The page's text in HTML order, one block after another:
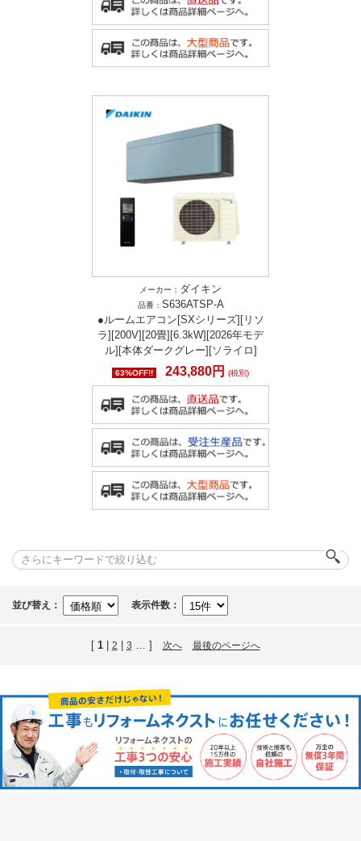
メーカー： ダイキン
品番： S636ATSP-A
●ルームエアコン[SXシリーズ][リソ
ラ][200V][20畳][6.3kW][2026年モデ
ル][本体ダークグレー][ソライロ]
63%OFF!! 243,880円 (税別)
並び替え： 表示件数：
[ 1| 2 3 … ] 次へ 最後のページへ